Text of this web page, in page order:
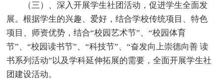
（三）、深入开展学生社团活动，促进学生全面发
展。根据学生的兴趣、爱好，结合学校传统项目、特色
项目、师资优势，结合“校园艺术节”、“校园体育
节”、“校园读书节”、“科技节”、“奋发向上崇德向善 读
书系列活动”以及学科延伸拓展的需要，全面开展学生社
团建设活动。